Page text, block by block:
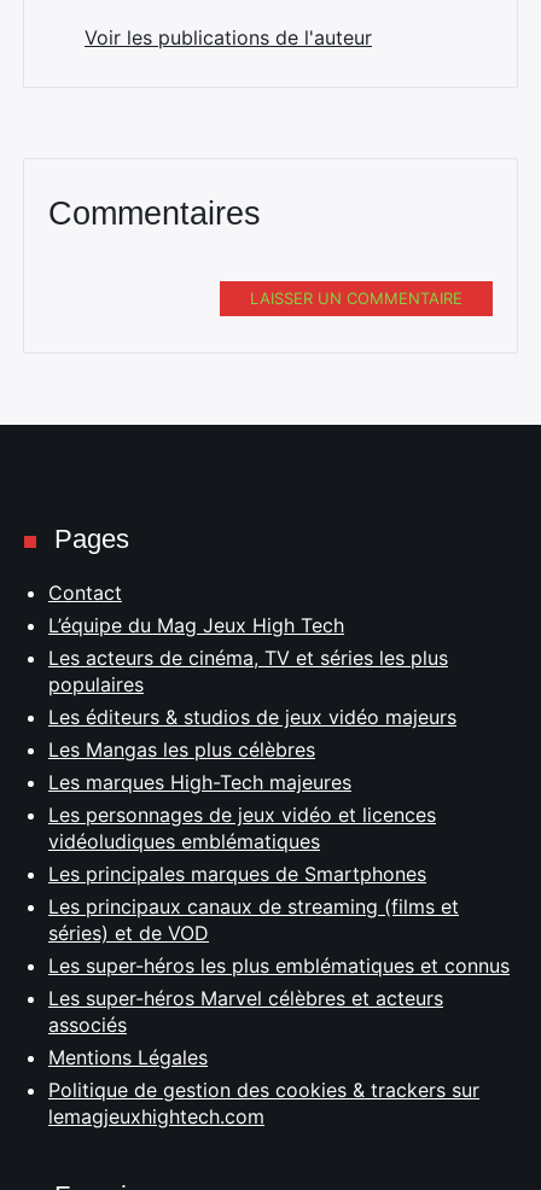
Voir les publications de l'auteur
Commentaires
LAISSER UN COMMENTAIRE
Pages
Contact
L’équipe du Mag Jeux High Tech
Les acteurs de cinéma, TV et séries les plus
populaires
Les éditeurs & studios de jeux vidéo majeurs
Les Mangas les plus célèbres
Les marques High-Tech majeures
Les personnages de jeux vidéo et licences
vidéoludiques emblématiques
Les principales marques de Smartphones
Les principaux canaux de streaming (films et
séries) et de VOD
Les super-héros les plus emblématiques et connus
Les super-héros Marvel célèbres et acteurs
associés
Mentions Légales
Politique de gestion des cookies & trackers sur
lemagjeuxhightech.com